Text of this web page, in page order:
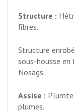
Structure :
fibres.
Structure
sous-housse
Nosags.
Assise :
plumes.